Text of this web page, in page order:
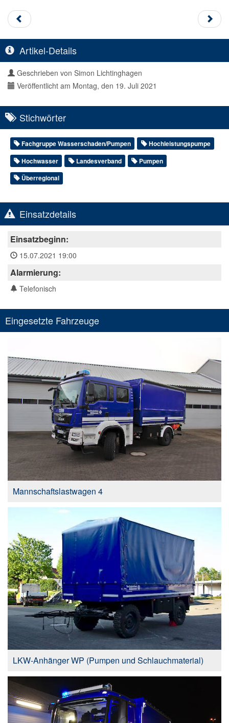
Artikel-Details
Geschrieben von Simon Lichtinghagen
Veröffentlicht am Montag, den 19. Juli 2021
Stichwörter
Fachgruppe Wasserschaden/Pumpen
Hochleistungspumpe
Hochwasser
Landesverband
Pumpen
Überregional
Einsatzdetails
Einsatzbeginn:
15.07.2021 19:00
Alarmierung:
Telefonisch
Eingesetzte Fahrzeuge
Mannschaftslastwagen 4
LKW-Anhänger WP (Pumpen und Schlauchmaterial)